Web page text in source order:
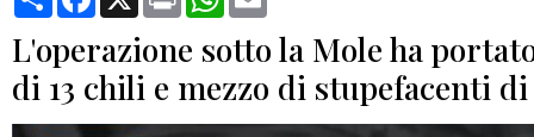
L'operazione sotto la Mole ha
di 13 chili e mezzo di stupefacenti